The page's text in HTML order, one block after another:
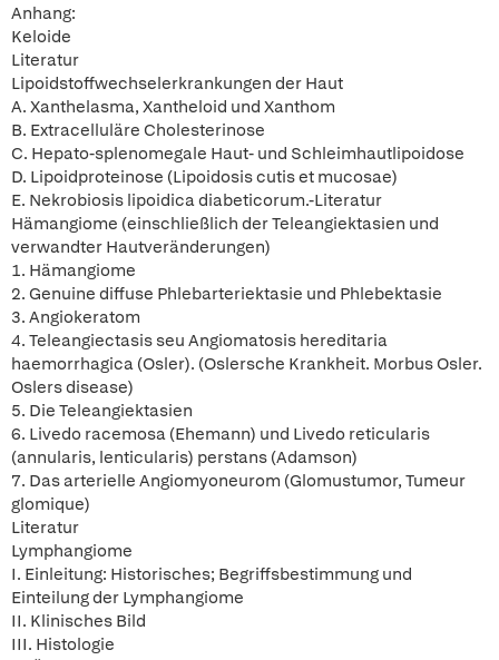
Anhang:
Keloide
Literatur
Lipoidstoffwechselerkrankungen der Haut
A. Xanthelasma, Xantheloid und Xanthom
B. Extracelluläre Cholesterinose
C. Hepato-splenomegale Haut- und Schleimhautlipoidose
D. Lipoidproteinose (Lipoidosis cutis et mucosae)
E. Nekrobiosis lipoidica diabeticorum.-Literatur
Hämangiome (einschließlich der Teleangiektasien und
verwandter Hautveränderungen)
1. Hämangiome
2. Genuine diffuse Phlebarteriektasie und Phlebektasie
3. Angiokeratom
4. Teleangiectasis seu Angiomatosis hereditaria
haemorrhagica (Osler). (Oslersche Krankheit. Morbus Osler.
Oslers disease)
5. Die Teleangiektasien
6. Livedo racemosa (Ehemann) und Livedo reticularis
(annularis, lenticularis) perstans (Adamson)
7. Das arterielle Angiomyoneurom (Glomustumor, Tumeur
glomique)
Literatur
Lymphangiome
I. Einleitung: Historisches; Begriffsbestimmung und
Einteilung der Lymphangiome
II. Klinisches Bild
III. Histologie